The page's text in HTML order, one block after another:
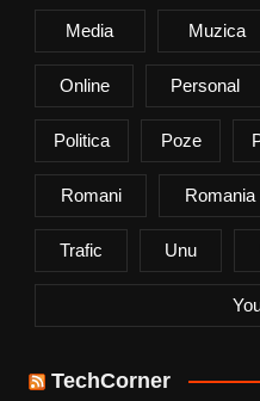
Media Muzica
Online Personal
Politica Poze
Romani Romania
Trafic Unu
TechCorner